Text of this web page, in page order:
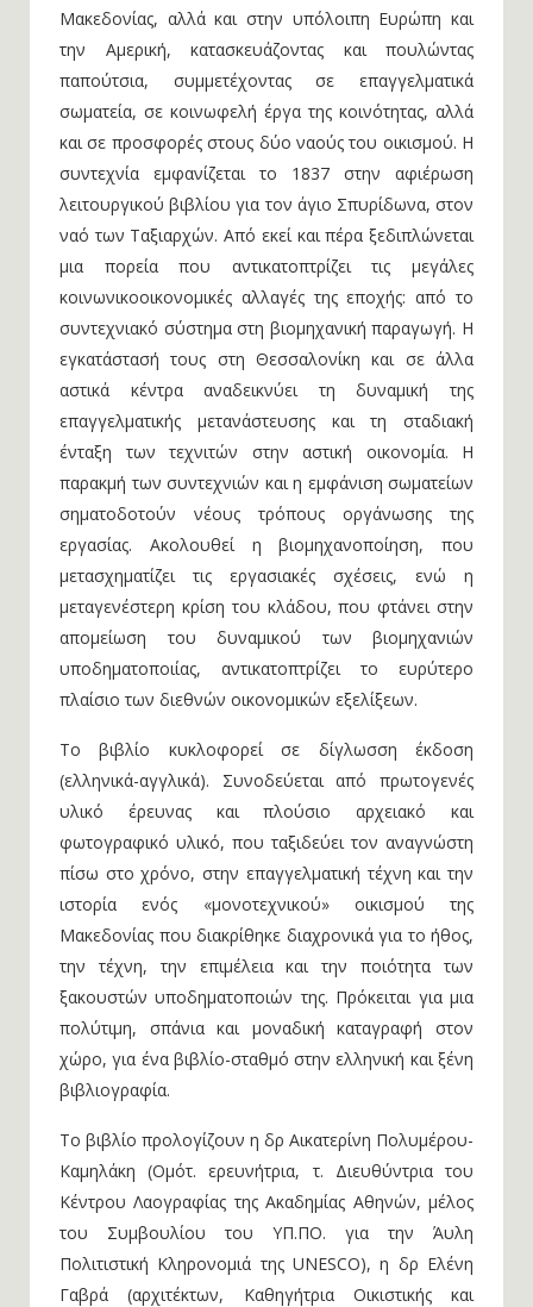
Μακεδονίας, αλλά και στην υπόλοιπη Ευρώπη και
την Αμερική, κατασκευάζοντας και πουλώντας
παπούτσια, συμμετέχοντας σε επαγγελματικά
σωματεία, σε κοινωφελή έργα της κοινότητας, αλλά
και σε προσφορές στους δύο ναούς του οικισμού. Η
συντεχνία εμφανίζεται το 1837 στην αφιέρωση
λειτουργικού βιβλίου για τον άγιο Σπυρίδωνα, στον
ναό των Ταξιαρχών. Από εκεί και πέρα ξεδιπλώνεται
μια πορεία που αντικατοπτρίζει τις μεγάλες
κοινωνικοοικονομικές αλλαγές της εποχής: από το
συντεχνιακό σύστημα στη βιομηχανική παραγωγή. Η
εγκατάστασή τους στη Θεσσαλονίκη και σε άλλα
αστικά κέντρα αναδεικνύει τη δυναμική της
επαγγελματικής μετανάστευσης και τη σταδιακή
ένταξη των τεχνιτών στην αστική οικονομία. Η
παρακμή των συντεχνιών και η εμφάνιση σωματείων
σηματοδοτούν νέους τρόπους οργάνωσης της
εργασίας. Ακολουθεί η βιομηχανοποίηση, που
μετασχηματίζει τις εργασιακές σχέσεις, ενώ η
μεταγενέστερη κρίση του κλάδου, που φτάνει στην
απομείωση του δυναμικού των βιομηχανιών
υποδηματοποιίας, αντικατοπτρίζει το ευρύτερο
πλαίσιο των διεθνών οικονομικών εξελίξεων.
Το βιβλίο κυκλοφορεί σε δίγλωσση έκδοση
(ελληνικά-αγγλικά). Συνοδεύεται από πρωτογενές
υλικό έρευνας και πλούσιο αρχειακό και
φωτογραφικό υλικό, που ταξιδεύει τον αναγνώστη
πίσω στο χρόνο, στην επαγγελματική τέχνη και την
ιστορία ενός «μονοτεχνικού» οικισμού της
Μακεδονίας που διακρίθηκε διαχρονικά για το ήθος,
την τέχνη, την επιμέλεια και την ποιότητα των
ξακουστών υποδηματοποιών της. Πρόκειται για μια
πολύτιμη, σπάνια και μοναδική καταγραφή στον
χώρο, για ένα βιβλίο-σταθμό στην ελληνική και ξένη
βιβλιογραφία.
Το βιβλίο προλογίζουν η δρ Αικατερίνη Πολυμέρου-
Καμηλάκη (Ομότ. ερευνήτρια, τ. Διευθύντρια του
Κέντρου Λαογραφίας της Ακαδημίας Αθηνών, μέλος
του Συμβουλίου του ΥΠ.ΠΟ. για την Άυλη
Πολιτιστική Κληρονομιά της UNESCO), η δρ Ελένη
Γαβρά (αρχιτέκτων, Καθηγήτρια Οικιστικής και